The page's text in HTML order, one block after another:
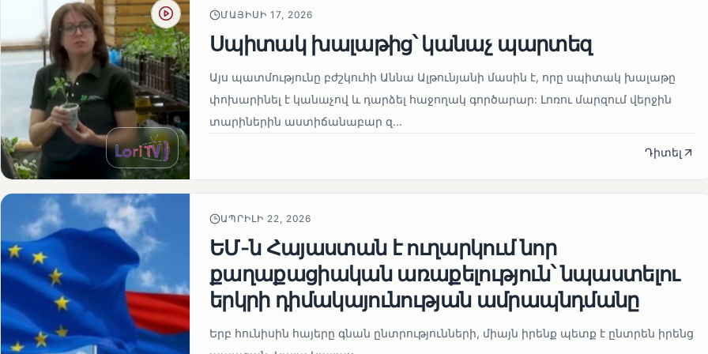
ՄԱՅԻՍԻ 17, 2026
Սպիտակ խալաթից՝ կանաչ պարտեզ
Այս պատմությունը բժշկուհի Աննա Ալթունյանի մասին է, որը սպիտակ խալաթը
փոխարինել է կանաչով և դարձել հաջողակ գործարար: Լոռու մարզում վերջին
տարիներին աստիճանաբար զ...
Դիտել
ԱՊՐԻԼԻ 22, 2026
ԵՄ-ն Հայաստան է ուղարկում նոր
քաղաքացիական առաքելություն՝ նպաստելու
երկրի դիմակայունության ամրապնդմանը
Երբ հունիսին հայերը գնան ընտրությունների, միայն իրենք պետք է ընտրեն իրենց